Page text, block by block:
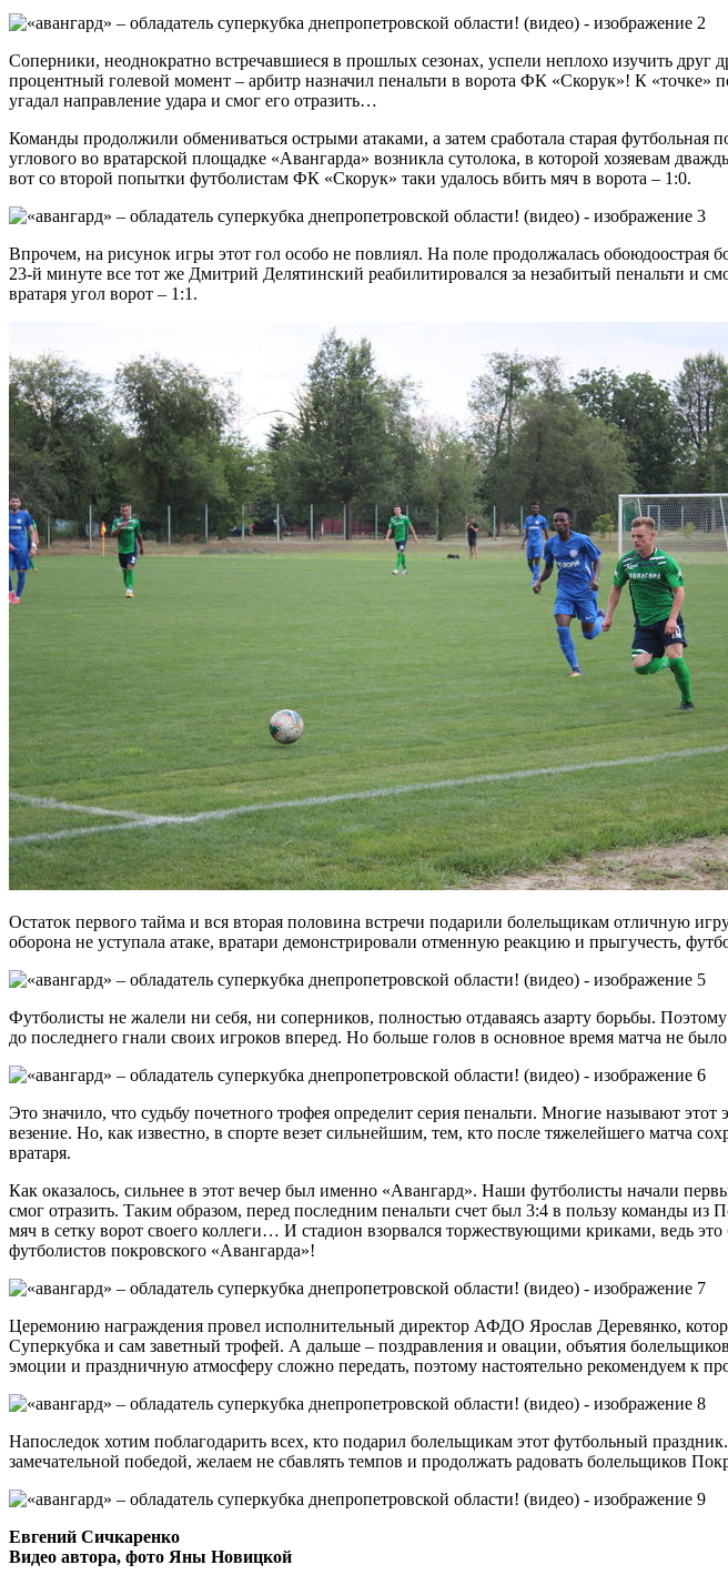
Соперники, неоднократно встречавшиеся в прошлых сезонах, успели неплохо изучить
процентный голевой момент – арбитр назначил пенальти в ворота ФК «Скорук»! К
угадал направление удара и смог его отразить…
Команды продолжили обмениваться острыми атаками, а затем сработала старая
углового во вратарской площадке «Авангарда» возникла сутолока, в которой хозяевам
вот со второй попытки футболистам ФК «Скорук» таки удалось вбить мяч в ворота – 1:0.
Впрочем, на рисунок игры этот гол особо не повлиял. На поле продолжалась
23-й минуте все тот же Дмитрий Делятинский реабилитировался за незабитый пенальти и
вратаря угол ворот – 1:1.
Остаток первого тайма и вся вторая половина встречи подарили болельщикам отличную
оборона не уступала атаке, вратари демонстрировали отменную реакцию и прыгучесть,
Футболисты не жалели ни себя, ни соперников, полностью отдаваясь азарту борьбы.
до последнего гнали своих игроков вперед. Но больше голов в основное время матча не
Это значило, что судьбу почетного трофея определит серия пенальти. Многие называют
везение. Но, как известно, в спорте везет сильнейшим, тем, кто после тяжелейшего матча
вратаря.
Как оказалось, сильнее в этот вечер был именно «Авангард». Наши футболисты начали
смог отразить. Таким образом, перед последним пенальти счет был 3:4 в пользу команды
мяч в сетку ворот своего коллеги… И стадион взорвался торжествующими криками, ведь
футболистов покровского «Авангарда»!
Церемонию награждения провел исполнительный директор АФДО Ярослав Деревянко,
Суперкубка и сам заветный трофей. А дальше – поздравления и овации, объятия
эмоции и праздничную атмосферу сложно передать, поэтому настоятельно рекомендуем к
Напоследок хотим поблагодарить всех, кто подарил болельщикам этот футбольный
замечательной победой, желаем не сбавлять темпов и продолжать радовать болельщиков
Евгений Сичкаренко
Видео автора, фото Яны Новицкой